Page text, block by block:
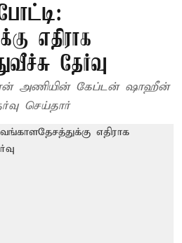
எதிராக
தேர்வு
அணியின் கேப்டன் ஷாஹீன்
செய்தார்